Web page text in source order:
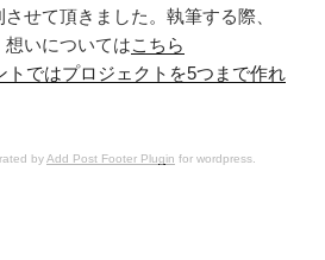
せて頂きました。執筆する際、
いについてはこちら
トではプロジェクトを5つまで作れ
byAdd Post Footer Plugin for wordpress.